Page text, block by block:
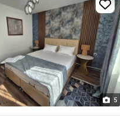
5